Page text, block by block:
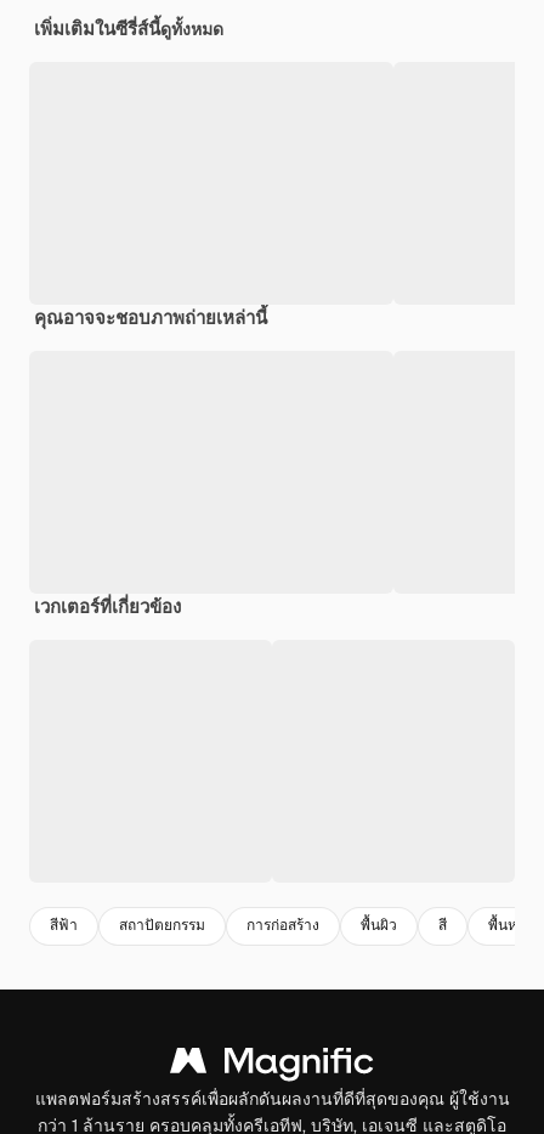
เพิ่มเติมในซีรี่ส์นี้ดูทั้งหมด
คุณอาจจะชอบภาพถ่ายเหล่านี้
เวกเตอร์ที่เกี่ยวข้อง
สีฟ้า สถาปัตยกรรม การก่อสร้าง พื้นผิว สี พื้นหลัง
แพลตฟอร์มสร้างสรรค์เพื่อผลักดันผลงานที่ดีที่สุดของคุณ ผู้ใช้งาน
กว่า 1 ล้านราย ครอบคลุมทั้งครีเอทีฟ, บริษัท, เอเจนซี และสตูดิโอ